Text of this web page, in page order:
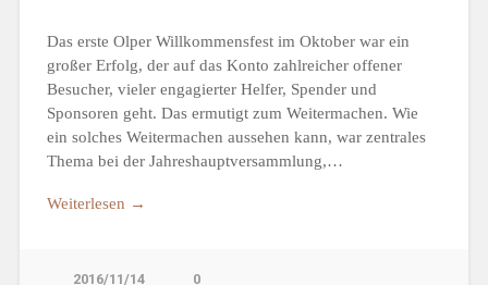
Das erste Olper Willkommensfest im Oktober war ein
großer Erfolg, der auf das Konto zahlreicher offener
Besucher, vieler engagierter Helfer, Spender und
Sponsoren geht. Das ermutigt zum Weitermachen. Wie
ein solches Weitermachen aussehen kann, war zentrales
Thema bei der Jahreshauptversammlung,…
Weiterlesen →
2016/11/14 0